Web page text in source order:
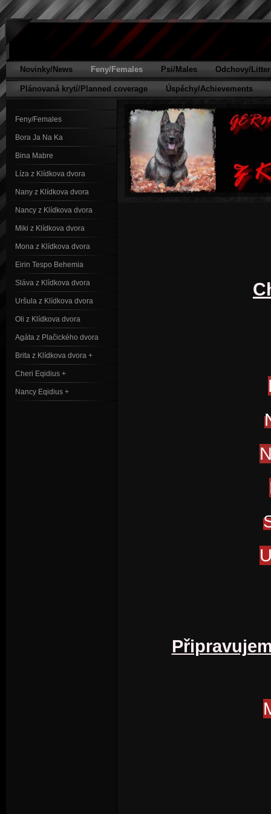
Novinky/News Feny/Females Psi/Males Odchovy/
Plánovaná krytí/Planned coverage Úspěchy/Achievements
Feny/Females
Bora Ja Na Ka
Bina Mabre
Líza z Klídkova dvora
Nany z Klídkova dvora
Nancy z Klídkova dvora
Miki z Klídkova dvora
Mona z Klídkova dvora
Eirin Tespo Behemia
Sláva z Klídkova dvora
Uršula z Klídkova dvora
Oli z Klídkova dvora
Agáta z Plačického dvora
Brita z Klídkova dvora +
Cheri Eqidius +
Nancy Eqidius +